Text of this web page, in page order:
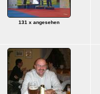
131 x angesehen